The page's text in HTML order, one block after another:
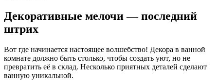
Декоративные мелочи — последний
штрих
Вот где начинается настоящее волшебство! Декора в ванной
комнате должно быть столько, чтобы создать уют, но не
превратить её в склад. Несколько приятных деталей сделают
ванную уникальной.